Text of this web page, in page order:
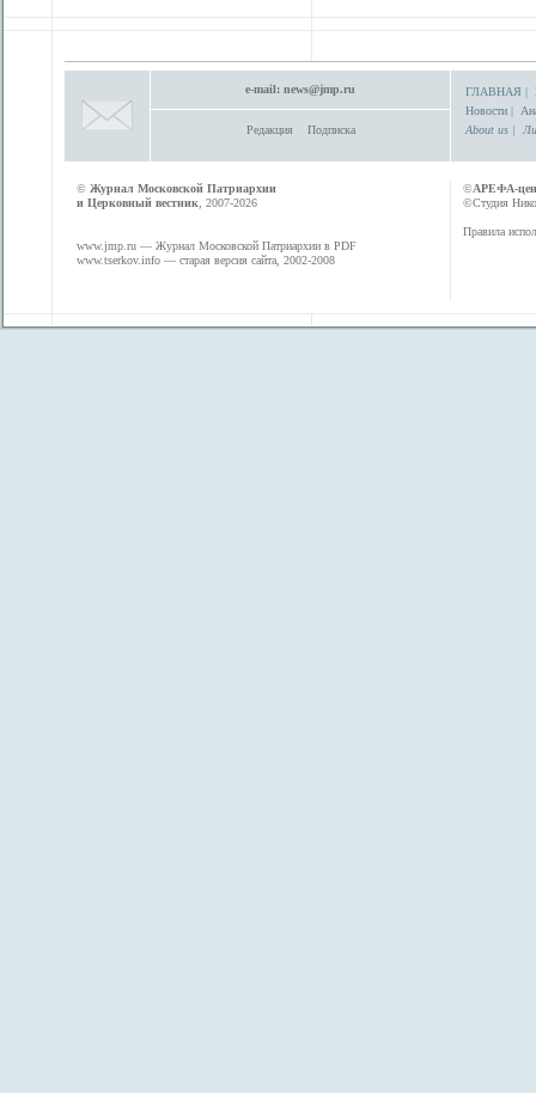
e-mail: news@jmp.ru
Редакция Подписка
ГЛАВНАЯ |
Новости |
About us |
© Журнал Московской Патриархии
и Церковный вестник , 2007-2026
www.jmp.ru — Журнал Московской Патриархии в PDF
www.tserkov.info — старая версия сайта, 2002-2008
©АРЕФА-
©Студия
Правила